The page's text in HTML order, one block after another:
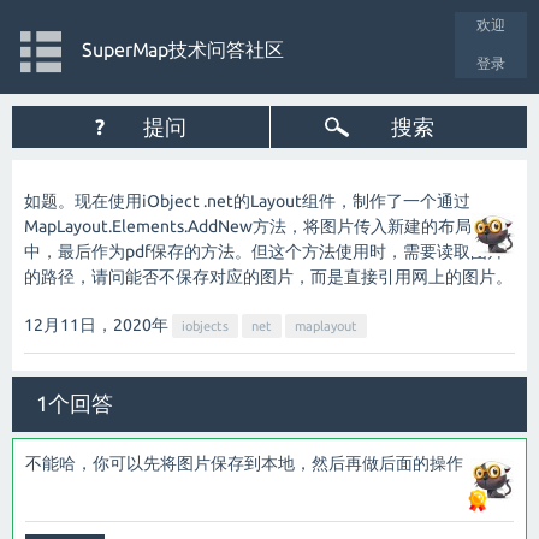
欢迎
登录
SuperMap技术问答社区
? 提问 搜索
如题。现在使用iObject .net的Layout组件，制作了一个通过
MapLayout.Elements.AddNew方法，将图片传入新建的布局
中，最后作为pdf保存的方法。但这个方法使用时，需要读取图片
的路径，请问能否不保存对应的图片，而是直接引用网上的图片。
12月11日，2020年 iobjects net maplayout
1个回答
不能哈，你可以先将图片保存到本地，然后再做后面的操作